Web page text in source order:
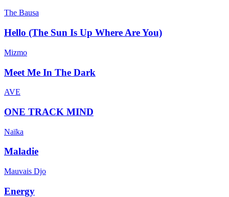
The Bausa
Hello (The Sun Is Up Where Are You)
Mizmo
Meet Me In The Dark
AVE
ONE TRACK MIND
Naïka
Maladie
Mauvais Djo
Energy